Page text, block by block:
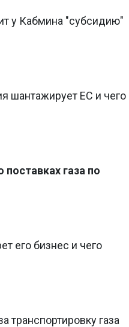
у Кабмина "субсидию"
шантажирует ЕС и чего
газа по
его бизнес и чего
транспортировку газа